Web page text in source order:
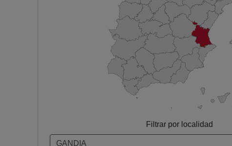
Filtrar por localidad